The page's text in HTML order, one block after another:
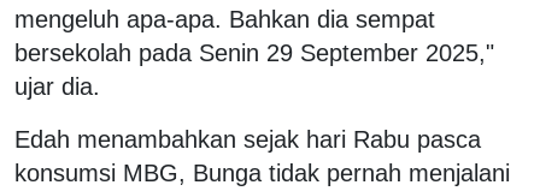
mengeluh apa-apa. Bahkan dia sempat
bersekolah pada Senin 29 September 2025,"
ujar dia.
Edah menambahkan sejak hari Rabu pasca
konsumsi MBG, Bunga tidak pernah menjalani